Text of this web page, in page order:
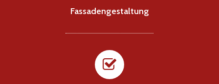
Fassadengestaltung